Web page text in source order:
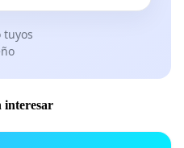
de Granada.
tuyos
interesar